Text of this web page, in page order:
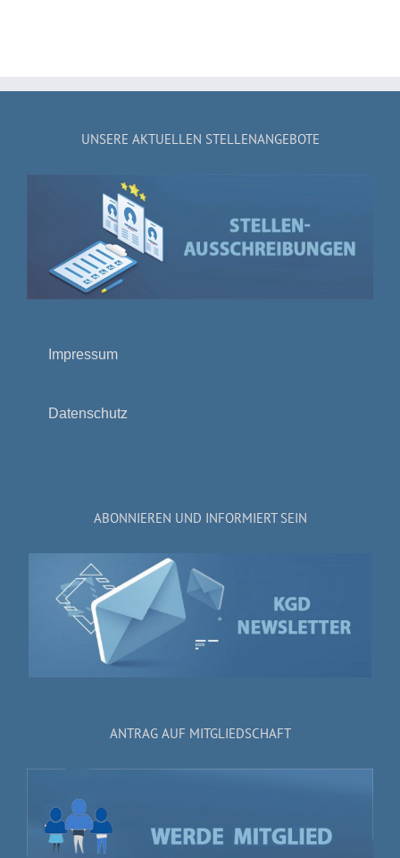
UNSERE AKTUELLEN STELLENANGEBOTE
Impressum
Datenschutz
ABONNIEREN UND INFORMIERT SEIN
ANTRAG AUF MITGLIEDSCHAFT